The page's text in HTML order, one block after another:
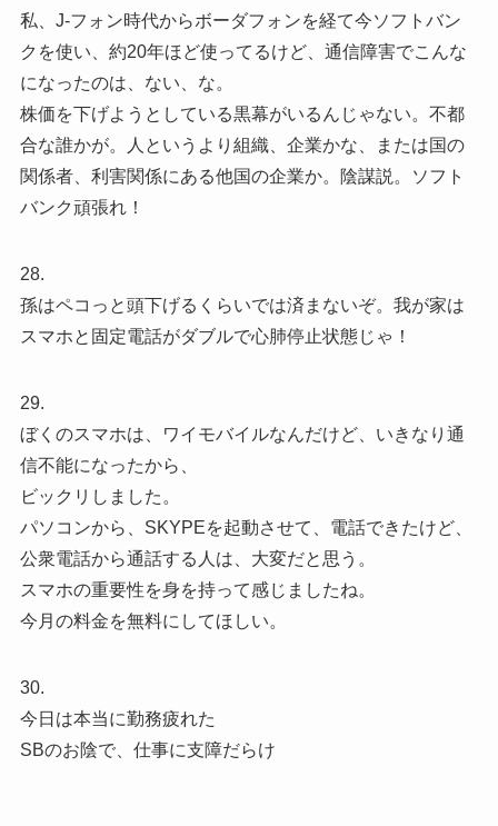
私、J-フォン時代からボーダフォンを経て今ソフトバン
クを使い、約20年ほど使ってるけど、通信障害でこんな
になったのは、ない、な。
株価を下げようとしている黒幕がいるんじゃない。不都
合な誰かが。人というより組織、企業かな、または国の
関係者、利害関係にある他国の企業か。陰謀説。ソフト
バンク頑張れ！
28.
孫はペコっと頭下げるくらいでは済まないぞ。我が家は
スマホと固定電話がダブルで心肺停止状態じゃ！
29.
ぼくのスマホは、ワイモバイルなんだけど、いきなり通
信不能になったから、
ビックリしました。
パソコンから、SKYPEを起動させて、電話できたけど、
公衆電話から通話する人は、大変だと思う。
スマホの重要性を身を持って感じましたね。
今月の料金を無料にしてほしい。
30.
今日は本当に勤務疲れた
SBのお陰で、仕事に支障だらけ